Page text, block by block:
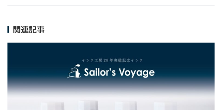
関連記事